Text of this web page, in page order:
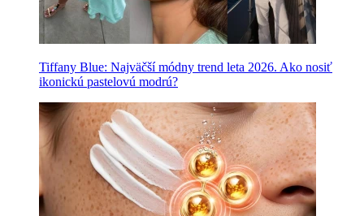
Tiffany Blue: Najväčší módny trend leta 2026. Ako nosiť
ikonickú pastelovú modrú?